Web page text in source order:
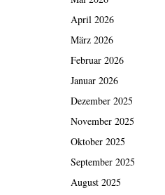
April 2026
März 2026
Februar 2026
Januar 2026
Dezember 2025
November 2025
Oktober 2025
September 2025
August 2025